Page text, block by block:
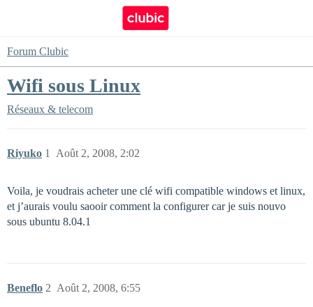
Forum Clubic
Wifi sous Linux
Réseaux & telecom
Riyuko Août 2, 2008, 2:02
1
Voila, je voudrais acheter une clé wifi compatible windows et linux,
et j’aurais voulu saooir comment la configurer car je suis nouvo
sous ubuntu 8.04.1
Beneflo Août 2, 2008, 6:55
2